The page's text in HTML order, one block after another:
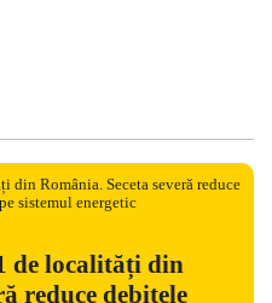
de localități din
reduce debitele